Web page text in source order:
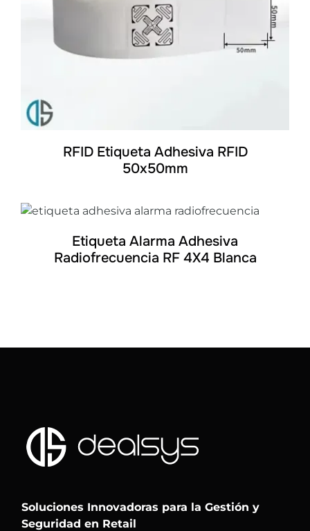
RFID Etiqueta Adhesiva RFID
50x50mm
DETALLES
Etiqueta Alarma Adhesiva
Radiofrecuencia RF 4X4 Blanca
Soluciones Innovadoras para la Gestión y
Seguridad en Retail